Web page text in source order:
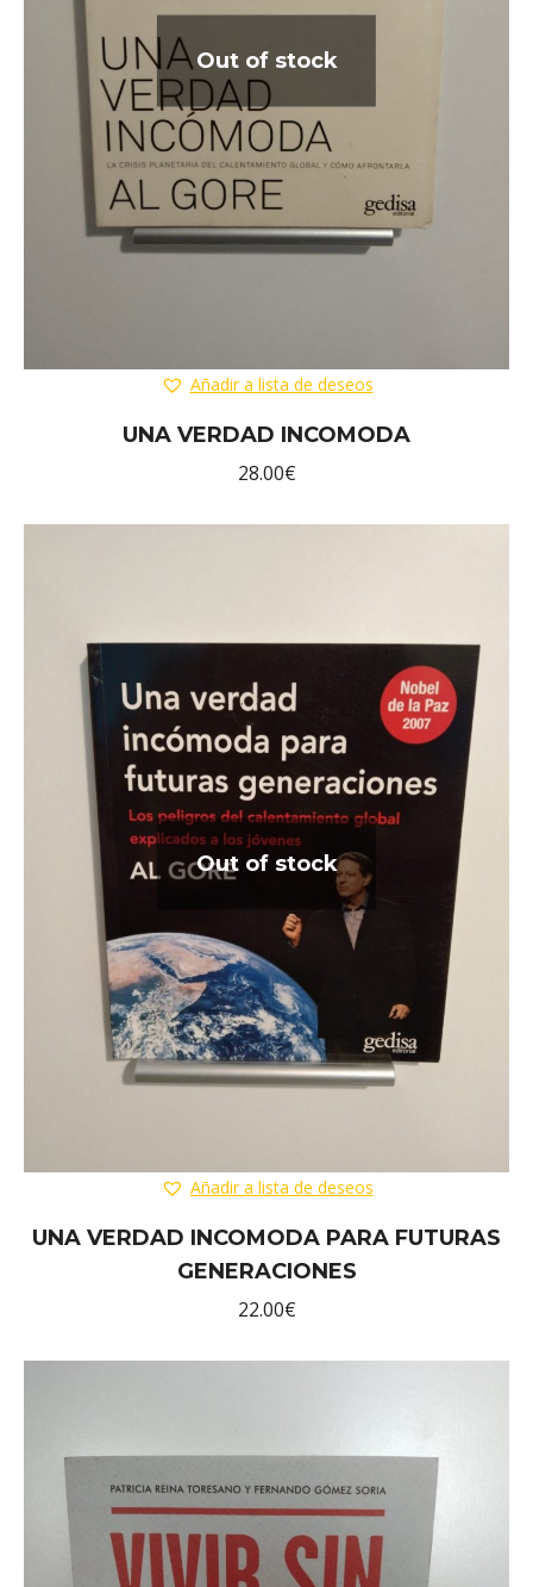
Out of stock
Añadir a lista de deseos
UNA VERDAD INCOMODA
28.00€
Out of stock
Añadir a lista de deseos
UNA VERDAD INCOMODA PARA FUTURAS
GENERACIONES
22.00€